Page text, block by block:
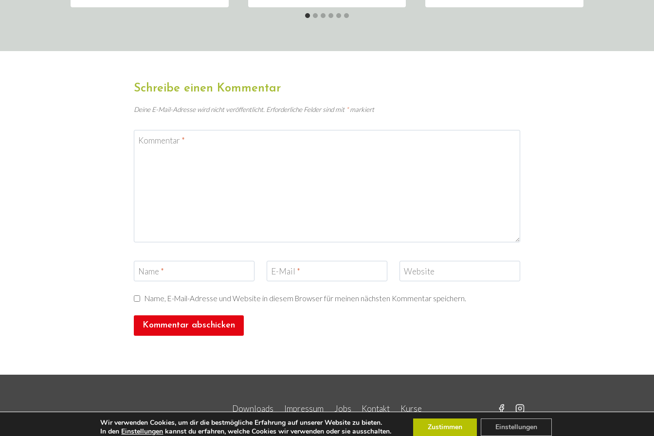
Schreibe einen Kommentar
Deine E-Mail-Adresse wird nicht veröffentlicht. Erforderliche Felder sind mit *markiert
Kommentar *
Name * E-Mail * Website
Name, E-Mail-Adresse und Website in diesem Browser für meinen nächsten Kommentar speichern.
Downloads Impressum Jobs Kontakt Kurse
Wir verwenden Cookies, um dir die bestmögliche Erfahrung auf unserer Website zu bieten.
In den Einstellungen kannst du erfahren, welche Cookies wir verwenden oder sie ausschalten. Zustimmen Einstellungen